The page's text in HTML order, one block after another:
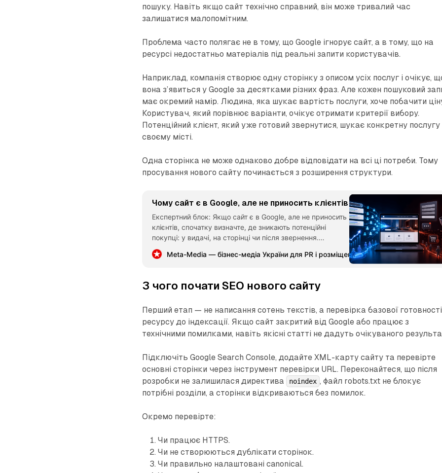
пошуку. Навіть якщо сайт технічно справний, він може тривалий час
залишатися малопомітним.
Проблема часто полягає не в тому, що Google ігнорує сайт, а в тому, що на
ресурсі недостатньо матеріалів під реальні запити користувачів.
Наприклад, компанія створює одну сторінку з описом усіх послуг і очікує,
вона з’явиться у Google за десятками різних фраз. Але кожен пошуковий
має окремий намір. Людина, яка шукає вартість послуги, хоче побачити
Користувач, який порівнює варіанти, очікує отримати критерії вибору.
Потенційний клієнт, який уже готовий звернутися, шукає конкретну послугу
своєму місті.
Одна сторінка не може однаково добре відповідати на всі ці потреби. Тому
просування нового сайту починається з розширення структури.
Чому сайт є в Google, але не приносить клієнтів
Експертний блок: Якщо сайт є в Google, але не приносить
клієнтів, спочатку визначте, де зникають потенційні
покупці: у видачі, на сторінці чи після звернення.
Перевірте запити, пропозицію, контакти, мобільну версію
та обробку заявок. Збільшувати трафік без усунення
Meta-Media — бізнес-медіа України для PR і розміщення статей MetaMedia
З чого почати SEO нового сайту
Перший етап — не написання сотень текстів, а перевірка базової готовності
ресурсу до індексації. Якщо сайт закритий від Google або працює з
технічними помилками, навіть якісні статті не дадуть очікуваного
Підключіть Google Search Console, додайте XML-карту сайту та перевірте
основні сторінки через інструмент перевірки URL. Переконайтеся, що після
розробки не залишилася директива
noindex , файл robots.txt не блокує
потрібні розділи, а сторінки відкриваються без помилок.
Окремо перевірте:
Чи працює HTTPS.
Чи не створюються дублікати сторінок.
Чи правильно налаштовані canonical.